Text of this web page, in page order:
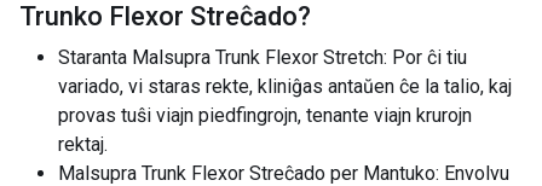
Trunko Flexor Streĉado?
Staranta Malsupra Trunk Flexor Stretch: Por ĉi tiu
variado, vi staras rekte, kliniĝas antaŭen ĉe la talio, kaj
provas tuŝi viajn piedfingrojn, tenante viajn krurojn
rektaj.
Malsupra Trunk Flexor Streĉado per Mantuko: Envolvu